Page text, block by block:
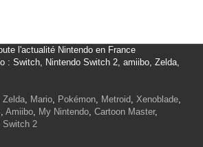
l'actualité Nintendo en France
: Switch, Nintendo Switch 2, amiibo, Zelda,
Zelda, Mario, Pokémon, Metroid, Xenoblade,
, Amiibo, My Nintendo, Cartoon Master,
Switch 2